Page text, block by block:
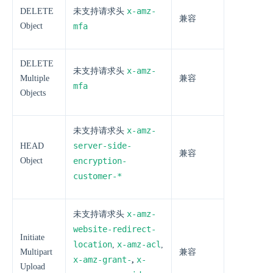
DELETE
Object
未支持请求头 x-amz-
mfa
兼容
DELETE
Multiple
Objects
未支持请求头 x-amz-
mfa
兼容
HEAD
Object
未支持请求头 x-amz-
server-side​-
encryption​-
customer-*
兼容
Initiate
Multipart
Upload
未支持请求头 x-amz-
website-redirect-
location, x-amz-acl ,
x-amz-grant-, x-
兼容